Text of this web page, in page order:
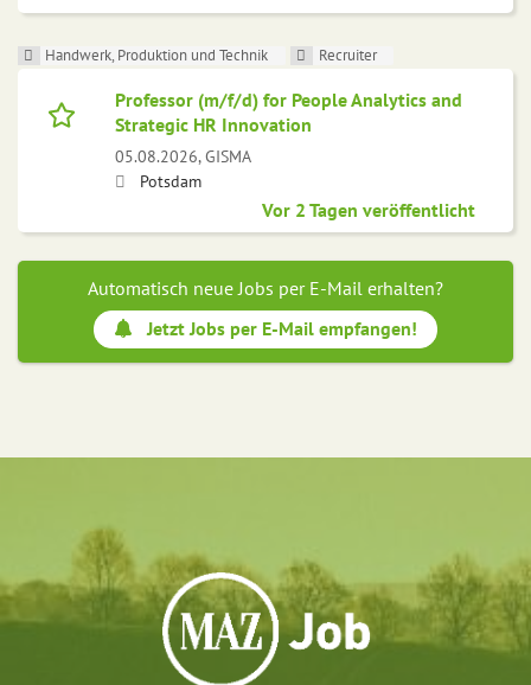
Handwerk, Produktion und Technik Recruiter
Professor (m/f/d) for People Analytics and
Strategic HR Innovation
05.08.2026,GISMA
Potsdam
Vor 2 Tagen veröffentlicht
Automatisch neue Jobs per E-Mail erhalten?
Jetzt Jobs per E-Mail empfangen!